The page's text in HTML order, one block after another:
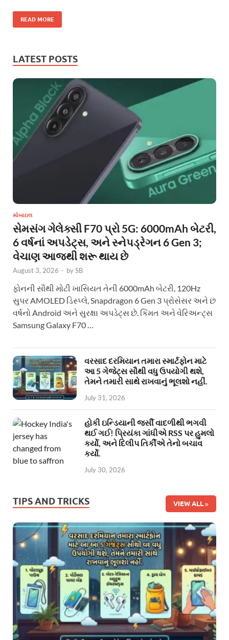
READ MORE
LATEST POSTS
મોબાઇલ
સેમસંગ ગેલેક્સી F70 પ્રો 5G: 6000mAh બેટરી,
6 વર્ષનાં અપડેટ્સ, અને સ્નેપડ્રેગન 6 Gen 3;
વેચાણ આજથી શરૂ થાય છે
August 3, 2026 - bySB
ફોનની સૌથી મોટી ખાસિયત તેની 6000mAh બેટરી, 120Hz
સુપર AMOLED ડિસ્પ્લે, Snapdragon 6 Gen 3 પ્રોસેસર અને છ
વર્ષનો Android અને સુરક્ષા અપડેટ્સ છે. કિંમત અને વેરિઅન્ટ્સ
Samsung Galaxy F70 …
વરસાદ દરમિયાન તમારા સ્માર્ટફોન માટે
આ 5 ગેજેટ્સ સૌથી વધુ ઉપયોગી થશે,
તેમને તમારી સાથે રાખવાનું ભૂલશો નહીં.
July 31, 2026
હોકી ઇન્ડિયાની જર્સી વાદળીથી ભગવી
થઈ ગઈ! પ્રિયંકા ગાંધીએ RSS પર હુમલો
કર્યો, અને દિલીપ તિર્કીએ તેનો બચાવ
કર્યો.
July 30, 2026
TIPS AND TRICKS VIEW ALL